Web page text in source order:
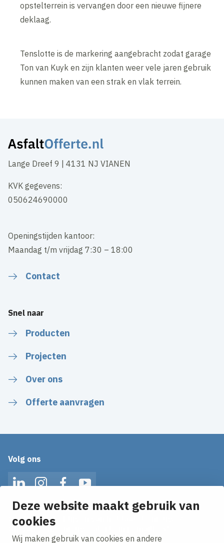
Deze website maakt gebruik van
cookies
Wij maken gebruik van cookies en andere
opstelterrein is vervangen door een nieuwe fijnere
deklaag.
Tenslotte is de markering aangebracht zodat garage
Ton van Kuyk en zijn klanten weer vele jaren gebruik
kunnen maken van een strak en vlak terrein.
Lange Dreef 9 | 4131 NJ VIANEN
KVK gegevens:
050624690000
Openingstijden kantoor:
Maandag t/m vrijdag 7:30 – 18:00
Contact
Snel naar
Producten
Projecten
Over ons
Offerte aanvragen
Volg ons
Op de hoogte blijven van het laatste nieuws?